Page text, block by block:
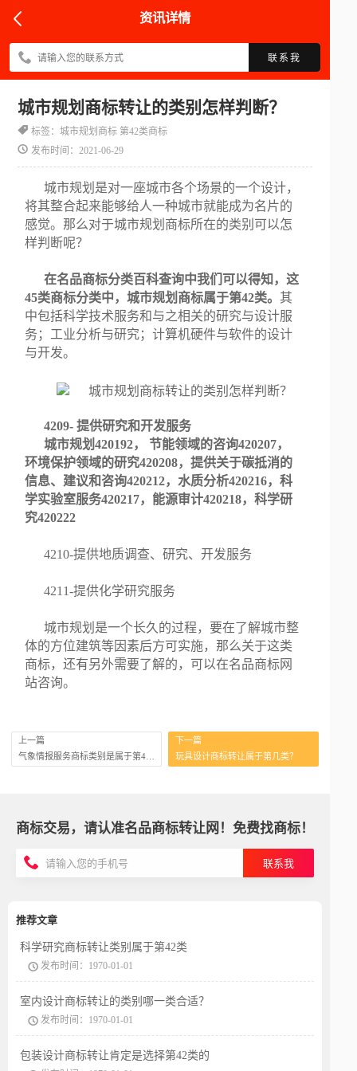
资讯详情
联系我
城市规划商标转让的类别怎样判断？
标签：城市规划商标 第42类商标
发布时间：2021-06-29
城市规划是对一座城市各个场景的一个设计，
将其整合起来能够给人一种城市就能成为名片的
感觉。那么对于城市规划商标所在的类别可以怎
样判断呢？
在名品商标分类百科查询中我们可以得知，这
45类商标分类中，城市规划商标属于第42类。 其
中包括科学技术服务和与之相关的研究与设计服
务；工业分析与研究；计算机硬件与软件的设计
与开发。
4209- 提供研究和开发服务
城市规划420192， 节能领域的咨询420207，
环境保护领域的研究420208，提供关于碳抵消的
信息、建议和咨询420212，水质分析420216，科
学实验室服务420217，能源审计420218，科学研
究420222
4210-提供地质调查、研究、开发服务
4211-提供化学研究服务
城市规划是一个长久的过程，要在了解城市整
体的方位建筑等因素后方可实施，那么关于这类
商标，还有另外需要了解的，可以在名品商标网
站咨询。
上一篇
下一篇
玩具设计商标转让属于第几类？
商标交易，请认准名品商标转让网！免费找商标！
联系我
推荐文章
科学研究商标转让类别属于第42类
发布时间：1970-01-01
室内设计商标转让的类别哪一类合适？
发布时间：1970-01-01
包装设计商标转让肯定是选择第42类的